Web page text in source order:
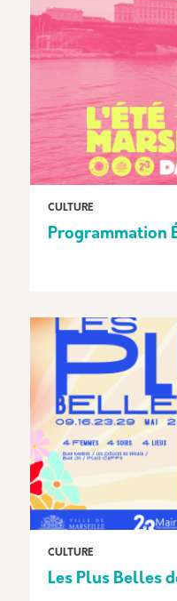
CULTURE
Programmation
CULTURE
Les Plus Belles